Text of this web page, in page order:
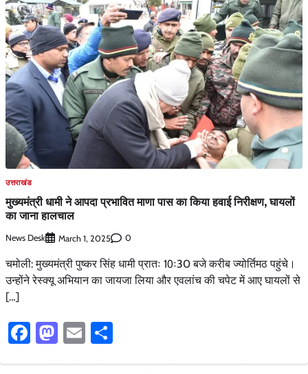
उत्तराखंड
मुख्यमंत्री धामी ने आपदा प्रभावित माणा पास का किया हवाई निरीक्षण, घायलों
का जाना हालचाल
News Desk March 1, 2025 0
चमोली: मुख्यमंत्री पुष्कर सिंह धामी प्रातः 10ः30 बजे करीब ज्योर्तिमठ पहुंचे।
उन्होंने रेस्क्यू अभियान का जायजा लिया और एवलांच की चपेट में आए घायलों से
[…]
Facebook
Mastodon
Email